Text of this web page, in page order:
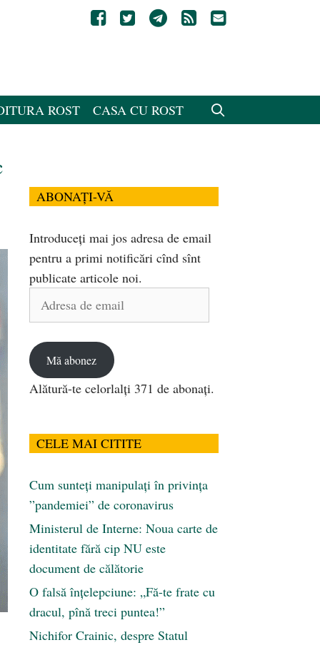
ROST CASA CU ROST
ABONAȚI-VĂ
Introduceți mai jos adresa de email
pentru a primi notificări cînd sînt
publicate articole noi.
Adresa
Mă abonez
Alătură-te celorlalți 371 de abonați.
CELE MAI CITITE
Cum sunteți manipulați în privința
”pandemiei” de coronavirus
Ministerul de Interne: Noua carte de
identitate fără cip NU este
document de călătorie
O falsă înțelepciune: „Fă-te frate cu
dracul, pînă treci puntea!”
Nichifor Crainic, despre Statul